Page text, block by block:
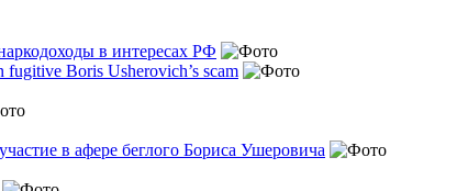
в интересах РФ
Boris Usherovich’s scam
в афере беглого Бориса Ушеровича